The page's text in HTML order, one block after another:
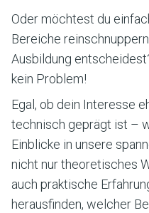
Oder möchtest du
Bereiche
Ausbildung
kein Problem!
Egal, ob dein Interesse
technisch geprägt ist –
Einblicke in unsere
nicht nur theoretisches
auch praktische
herausfinden, welcher